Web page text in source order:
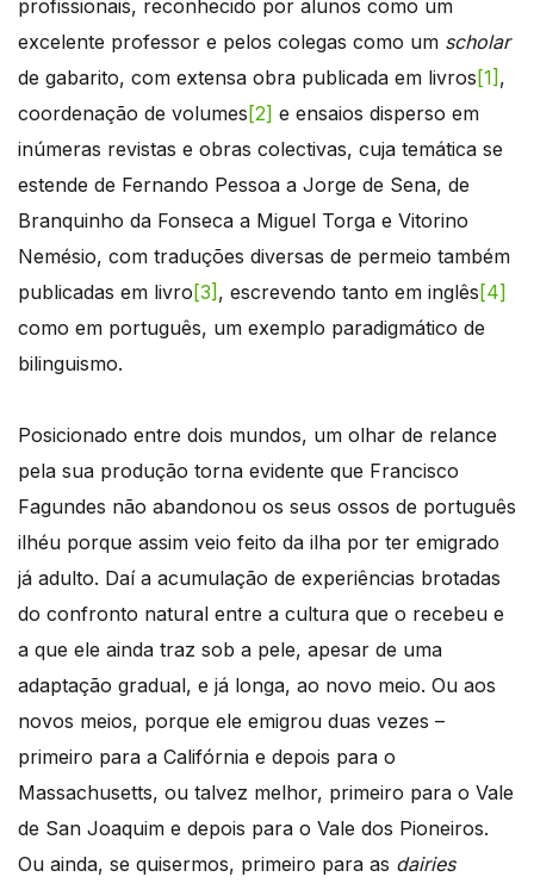
profissionais, reconhecido por alunos como um
excelente professor e pelos colegas como um scholar
de gabarito, com extensa obra publicada em livros [1] ,
coordenação de volumes [2] e ensaios disperso em
inúmeras revistas e obras colectivas, cuja temática se
estende de Fernando Pessoa a Jorge de Sena, de
Branquinho da Fonseca a Miguel Torga e Vitorino
Nemésio, com traduções diversas de permeio também
publicadas em livro [3] , escrevendo tanto em inglês [4]
como em português, um exemplo paradigmático de
bilinguismo.
Posicionado entre dois mundos, um olhar de relance
pela sua produção torna evidente que Francisco
Fagundes não abandonou os seus ossos de português
ilhéu porque assim veio feito da ilha por ter emigrado
já adulto. Daí a acumulação de experiências brotadas
do confronto natural entre a cultura que o recebeu e
a que ele ainda traz sob a pele, apesar de uma
adaptação gradual, e já longa, ao novo meio. Ou aos
novos meios, porque ele emigrou duas vezes –
primeiro para a Califórnia e depois para o
Massachusetts, ou talvez melhor, primeiro para o Vale
de San Joaquim e depois para o Vale dos Pioneiros.
Ou ainda, se quisermos, primeiro para as dairies